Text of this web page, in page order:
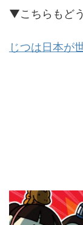
▼こちらもど
じつは日本が